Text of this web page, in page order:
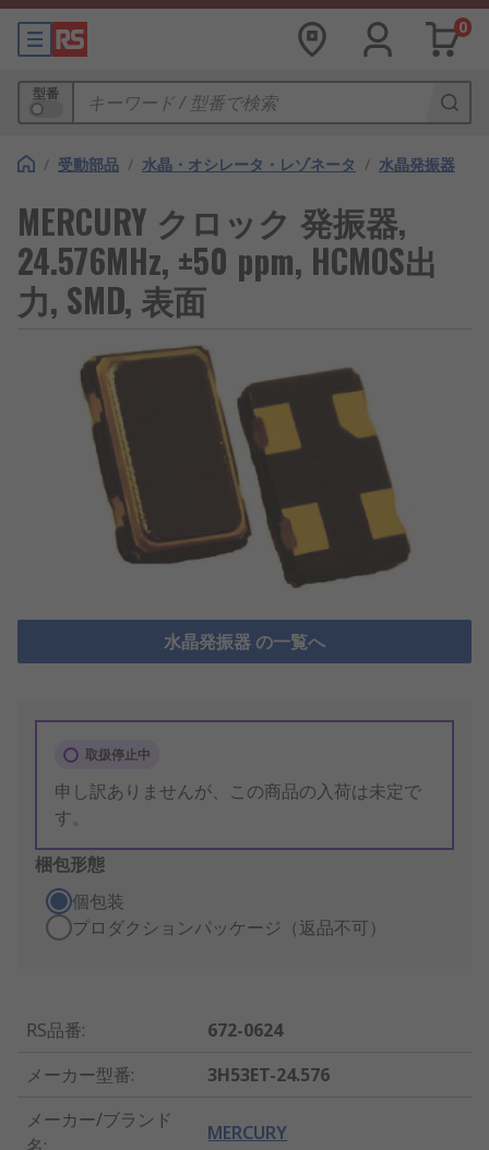
0
型番
/ 受動部品 / 水晶・オシレータ・レゾネータ / 水晶発振器
MERCURY クロック 発振器,
24.576MHz, ±50 ppm, HCMOS出
力, SMD, 表面
水晶発振器 の一覧へ
取扱停止中
申し訳ありませんが、この商品の入荷は未定で
す。
梱包形態
個包装
プロダクションパッケージ（返品不可）
RS品番:
672-0624
メーカー型番:
3H53ET-24.576
メーカー/ブランド
MERCURY